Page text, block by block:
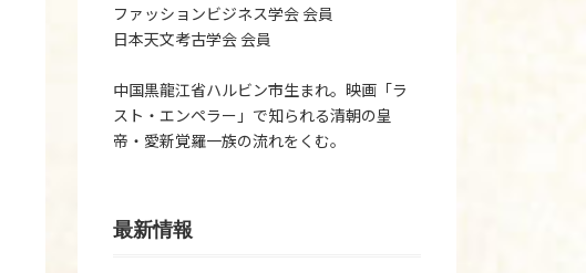
ファッションビジネス学会 会員
日本天文考古学会 会員
中国黒龍江省ハルビン市生まれ。映画「ラ
スト・エンペラー」で知られる清朝の皇
帝・愛新覚羅一族の流れをくむ。
最新情報